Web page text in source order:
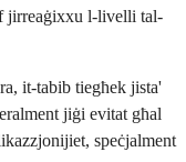
jirreaġixxu l-livelli tal-
it-tabib tiegħek jista'
jiġi evitat għal
speċjalment